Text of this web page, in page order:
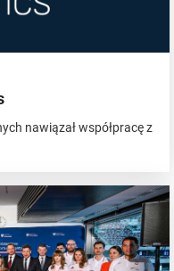
nawiązał współpracę z